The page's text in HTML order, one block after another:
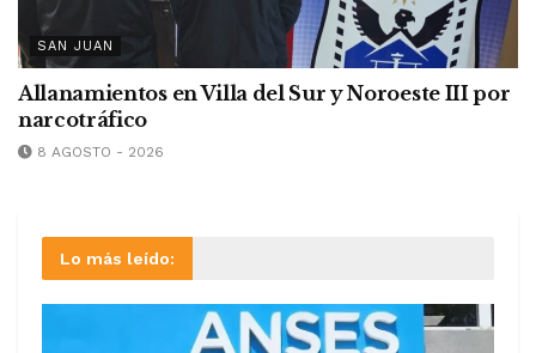
SAN JUAN
Allanamientos en Villa del Sur y Noroeste III por
narcotráfico
8 AGOSTO - 2026
Lo más leído: